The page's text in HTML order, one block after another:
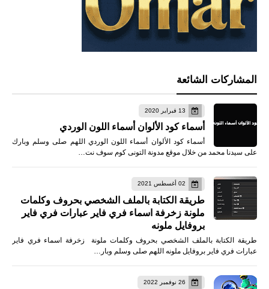
المشاركات الشائعة
13 فبراير 2020
أسماء كود الألوان أسماء اللون الوردي
أسماء كود الألوان أسماء اللون الوردي اللهم صلى وسلم وبارك
على سيدنا محمد من خلال موقع مدونة التونى كوم سوف نت…
02 أغسطس 2021
طريقة الكتابة بالملف الشخصي بحروف وكلمات
ملونة زخرفة اسماء فري فاير عبارات فري فاير
بروفايل ملونه
طريقة الكتابة بالملف الشخصي بحروف وكلمات ملونة زخرفة اسماء فري فاير
عبارات فري فاير بروفايل ملونه اللهم صلى وسلم وبار…
26 نوفمبر 2022